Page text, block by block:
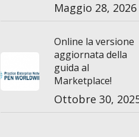
Maggio 28, 2026
Online la versione
aggiornata della
guida al
Marketplace!
Ottobre 30,